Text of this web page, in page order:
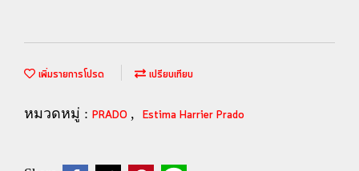
เพิ่มรายการโปรด เปรียบเทียบ
หมวดหมู่ : PRADO , Estima Harrier Prado